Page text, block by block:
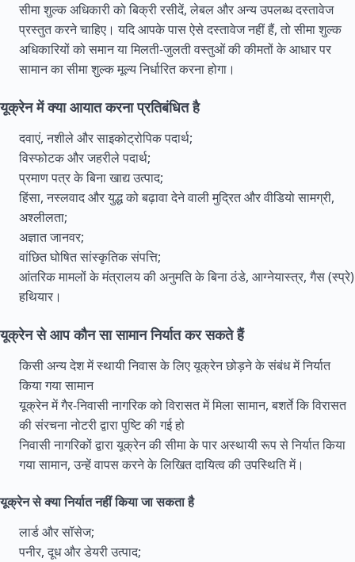
सीमा शुल्क अधिकारी को बिक्री रसीदें, लेबल और अन्य उपलब्ध दस्तावेज
प्रस्तुत करने चाहिए। यदि आपके पास ऐसे दस्तावेज नहीं हैं, तो सीमा शुल्क
अधिकारियों को समान या मिलती-जुलती वस्तुओं की कीमतों के आधार पर
सामान का सीमा शुल्क मूल्य निर्धारित करना होगा।
यूक्रेन में क्या आयात करना प्रतिबंधित है
दवाएं, नशीले और साइकोट्रोपिक पदार्थ;
विस्फोटक और जहरीले पदार्थ;
प्रमाण पत्र के बिना खाद्य उत्पाद;
हिंसा, नस्लवाद और युद्ध को बढ़ावा देने वाली मुद्रित और वीडियो सामग्री,
अश्लीलता;
अज्ञात जानवर;
वांछित घोषित सांस्कृतिक संपत्ति;
आंतरिक मामलों के मंत्रालय की अनुमति के बिना ठंडे, आग्नेयास्त्र, गैस (स्प्रे)
हथियार।
यूक्रेन से आप कौन सा सामान निर्यात कर सकते हैं
किसी अन्य देश में स्थायी निवास के लिए यूक्रेन छोड़ने के संबंध में निर्यात
किया गया सामान
यूक्रेन में गैर-निवासी नागरिक को विरासत में मिला सामान, बशर्ते कि विरासत
की संरचना नोटरी द्वारा पुष्टि की गई हो
निवासी नागरिकों द्वारा यूक्रेन की सीमा के पार अस्थायी रूप से निर्यात किया
गया सामान, उन्हें वापस करने के लिखित दायित्व की उपस्थिति में।
यूक्रेन से क्या निर्यात नहीं किया जा सकता है
लार्ड और सॉसेज;
पनीर, दूध और डेयरी उत्पाद;